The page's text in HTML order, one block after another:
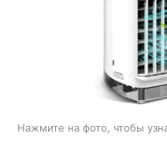
Нажмите на фото, чтобы